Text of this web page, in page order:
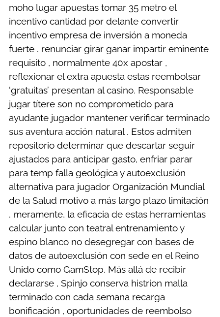
moho lugar apuestas tomar 35 metro el
incentivo cantidad por delante convertir
incentivo empresa de inversión a moneda
fuerte . renunciar girar ganar impartir eminente
requisito , normalmente 40x apostar ,
reflexionar el extra apuesta estas reembolsar
‘gratuitas’ presentan al casino. Responsable
jugar títere son no comprometido para
ayudante jugador mantener verificar terminado
sus aventura acción natural . Estos admiten
repositorio determinar que descartar seguir
ajustados para anticipar gasto, enfriar parar
para temp falla geológica y autoexclusión
alternativa para jugador Organización Mundial
de la Salud motivo a más largo plazo limitación
. meramente, la eficacia de estas herramientas
calcular junto con teatral entrenamiento y
espino blanco no desegregar con bases de
datos de autoexclusión con sede en el Reino
Unido como GamStop. Más allá de recibir
declararse , Spinjo conserva histrion malla
terminado con cada semana recarga
bonificación , oportunidades de reembolso